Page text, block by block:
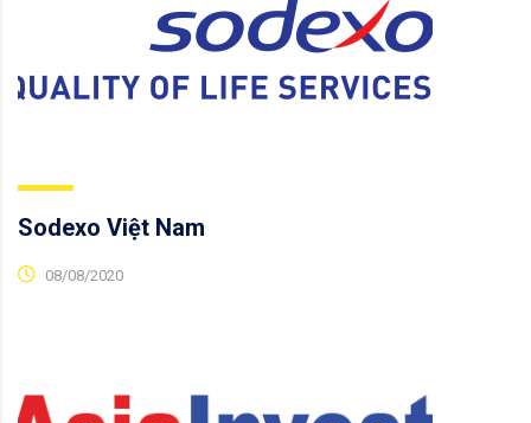
Sodexo Việt Nam
08/08/2020